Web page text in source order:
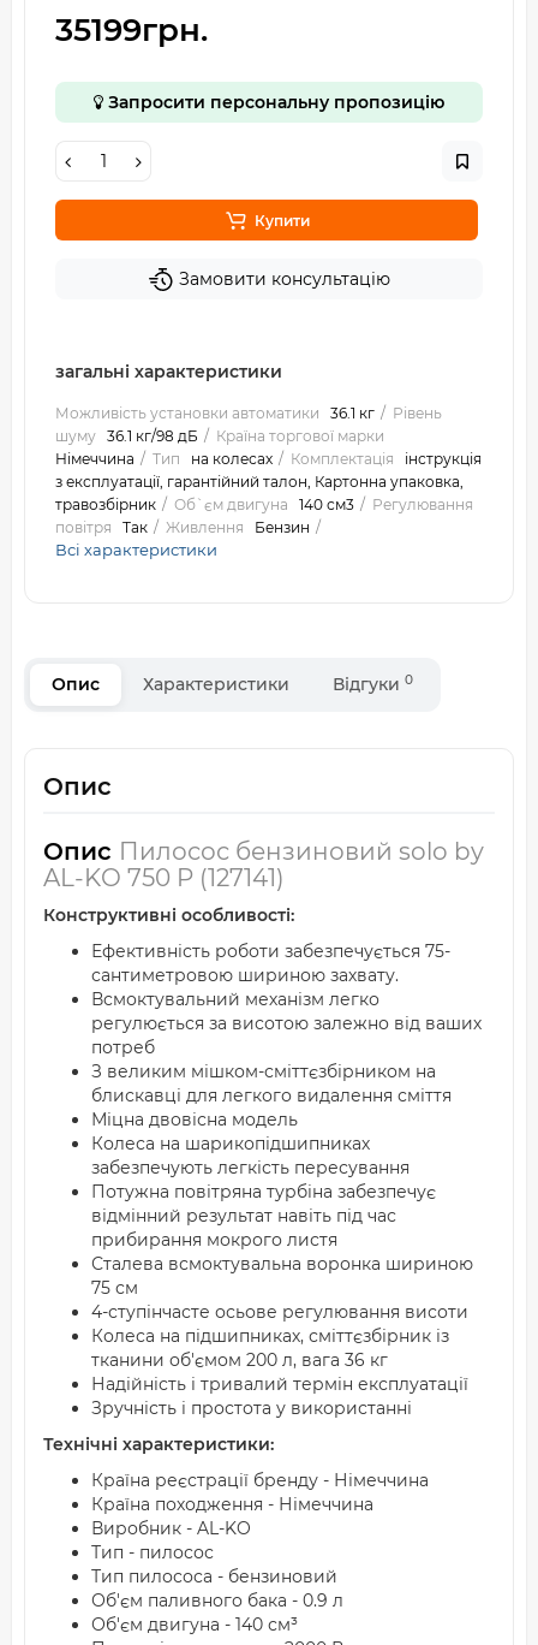
35199грн.
Запросити персональну пропозицію
Купити
Замовити консультацію
загальні характеристики
Можливість установки автоматики 36.1 кг
Рівень
шуму 36.1 кг/98 дБ
Країна торгової марки
Німеччина
Тип на колесах Комплектація
інструкція
з експлуатації, гарантійний талон, Картонна упаковка,
травозбірник
Об`єм двигуна 140 см3
Регулювання
повітря
Так Живлення Бензин
Всі характеристики
Опис Характеристики Відгуки 0
Опис
Опис Пилосос бензиновий solo by
AL-KO 750 P (127141)
Конструктивні особливості:
Ефективність роботи забезпечується 75-
сантиметровою шириною захвату.
Всмоктувальний механізм легко
регулюється за висотою залежно від ваших
потреб
З великим мішком-сміттєзбірником на
блискавці для легкого видалення сміття
Міцна двовісна модель
Колеса на шарикопідшипниках
забезпечують легкість пересування
Потужна повітряна турбіна забезпечує
відмінний результат навіть під час
прибирання мокрого листя
Сталева всмоктувальна воронка шириною
75 см
4-ступінчасте осьове регулювання висоти
Колеса на підшипниках, сміттєзбірник із
тканини об'ємом 200 л, вага 36 кг
Надійність і тривалий термін експлуатації
Зручність і простота у використанні
Технічні характеристики:
Країна реєстрації бренду - Німеччина
Країна походження - Німеччина
Виробник - AL-KO
Тип - пилосос
Тип пилососа - бензиновий
Об'єм паливного бака - 0.9 л
Об'єм двигуна - 140 см³